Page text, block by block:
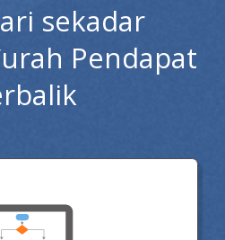
sekadar
Pendapat